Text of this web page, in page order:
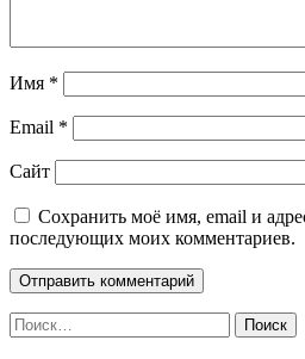
Имя *
Email *
Сайт
Сохранить моё имя, email и
последующих моих комментариев.
Найти: